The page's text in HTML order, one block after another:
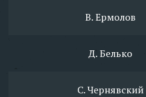
В. Ермолов
Д. Белько
С. Чернявский